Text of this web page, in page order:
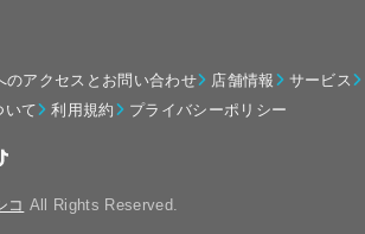
のアクセスとお問い合わせ 店舗情報 サービス
いて 利用規約 プライバシーポリシー
コ All Rights Reserved.